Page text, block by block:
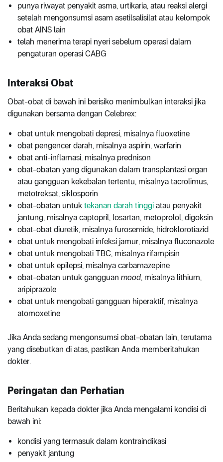
punya riwayat penyakit asma, urtikaria, atau reaksi alergi
setelah mengonsumsi asam asetilsalisilat atau kelompok
obat AINS lain
telah menerima terapi nyeri sebelum operasi dalam
pengaturan operasi CABG
Interaksi Obat
Obat-obat di bawah ini berisiko menimbulkan interaksi jika
digunakan bersama dengan Celebrex:
obat untuk mengobati depresi, misalnya fluoxetine
obat pengencer darah, misalnya aspirin, warfarin
obat anti-inflamasi, misalnya prednison
obat-obatan yang digunakan dalam transplantasi organ
atau gangguan kekebalan tertentu, misalnya tacrolimus,
metotreksat, siklosporin
obat-obatan untuk tekanan darah tinggi atau penyakit
jantung, misalnya captopril, losartan, metoprolol, digoksin
obat-obat diuretik, misalnya furosemide, hidroklorotiazid
obat untuk mengobati infeksi jamur, misalnya fluconazole
obat untuk mengobati TBC, misalnya rifampisin
obat untuk epilepsi, misalnya carbamazepine
obat-obatan untuk gangguan mood, misalnya lithium,
aripiprazole
obat untuk mengobati gangguan hiperaktif, misalnya
atomoxetine
Jika Anda sedang mengonsumsi obat-obatan lain, terutama
yang disebutkan di atas, pastikan Anda memberitahukan
dokter.
Peringatan dan Perhatian
Beritahukan kepada dokter jika Anda mengalami kondisi di
bawah ini:
kondisi yang termasuk dalam kontraindikasi
penyakit jantung